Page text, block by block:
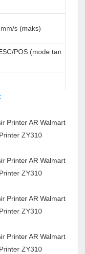
s (maks)
POS (mode tan